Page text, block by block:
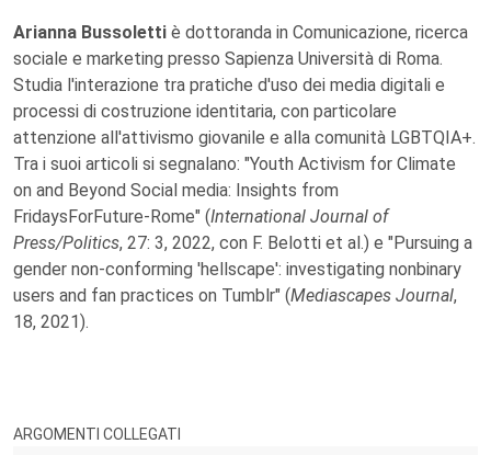
Arianna Bussoletti è dottoranda in Comunicazione, ricerca
sociale e marketing presso Sapienza Università di Roma.
Studia l'interazione tra pratiche d'uso dei media digitali e
processi di costruzione identitaria, con particolare
attenzione all'attivismo giovanile e alla comunità LGBTQIA+.
Tra i suoi articoli si segnalano: "Youth Activism for Climate
on and Beyond Social media: Insights from
FridaysForFuture-Rome" (International Journal of
Press/Politics, 27: 3, 2022, con F. Belotti et al.) e "Pursuing a
gender non-conforming 'hellscape': investigating nonbinary
users and fan practices on Tumblr" (Mediascapes Journal,
18, 2021).
ARGOMENTI COLLEGATI